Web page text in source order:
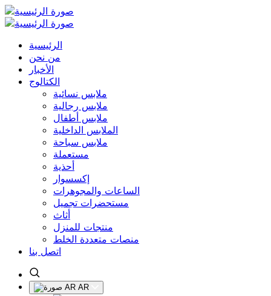
الرئيسية
من نحن
الأخبار
الكتالوج
ملابس نسائية
ملابس رجالية
ملابس أطفال
الملابس الداخلية
ملابس سباحة
مستعملة
أحذية
إكسسوار
الساعات والمجوهرات
مستحضرات تجميل
أثاث
منتجات للمنزل
منصات متعددة الخلط
اتصل بنا
AR